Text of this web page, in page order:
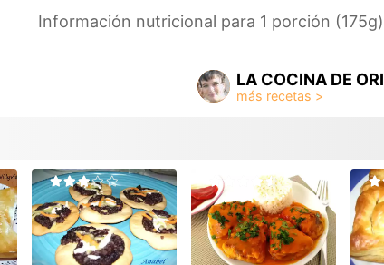
Información nutricional para 1 porción (175g)
LA COCINA DE ORI